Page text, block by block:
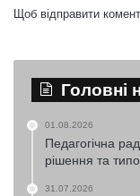
Щоб відправити
Головні
01.08.2026
Педагогічна
рішення та
31.07.2026